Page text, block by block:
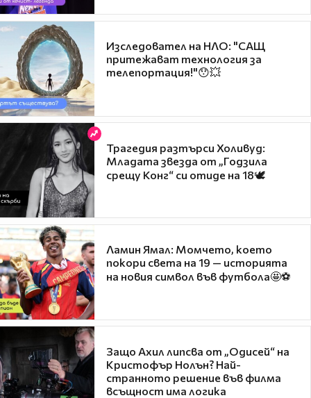
Изследовател на НЛО: "САЩ
притежават технология за
телепортация!"😯💥
Трагедия разтърси Холивуд:
Младата звезда от „Годзила
срещу Конг“ си отиде на 18🕊️
Ламин Ямал: Момчето, което
покори света на 19 — историята
на новия символ във футбола🤩⚽
Защо Ахил липсва от „Одисей“ на
Кристофър Нолън? Най-
странното решение във филма
всъщност има логика